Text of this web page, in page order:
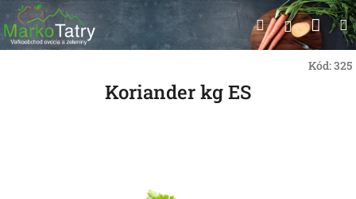
Prejsť
na
obsah
Hľadať
Kód:325
Koriander kg ES